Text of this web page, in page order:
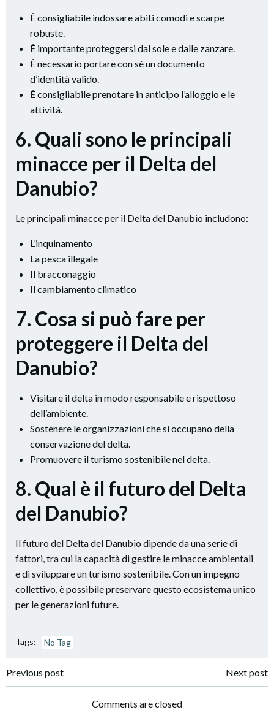
È consigliabile indossare abiti comodi e scarpe
robuste.
È importante proteggersi dal sole e dalle zanzare.
È necessario portare con sé un documento
d’identità valido.
È consigliabile prenotare in anticipo l’alloggio e le
attività.
6. Quali sono le principali
minacce per il Delta del
Danubio?
Le principali minacce per il Delta del Danubio includono:
L’inquinamento
La pesca illegale
Il bracconaggio
Il cambiamento climatico
7. Cosa si può fare per
proteggere il Delta del
Danubio?
Visitare il delta in modo responsabile e rispettoso
dell’ambiente.
Sostenere le organizzazioni che si occupano della
conservazione del delta.
Promuovere il turismo sostenibile nel delta.
8. Qual è il futuro del Delta
del Danubio?
Il futuro del Delta del Danubio dipende da una serie di
fattori, tra cui la capacità di gestire le minacce ambientali
e di sviluppare un turismo sostenibile. Con un impegno
collettivo, è possibile preservare questo ecosistema unico
per le generazioni future.
Tags: No Tag
Post
Previous post Next post
Comments are closed